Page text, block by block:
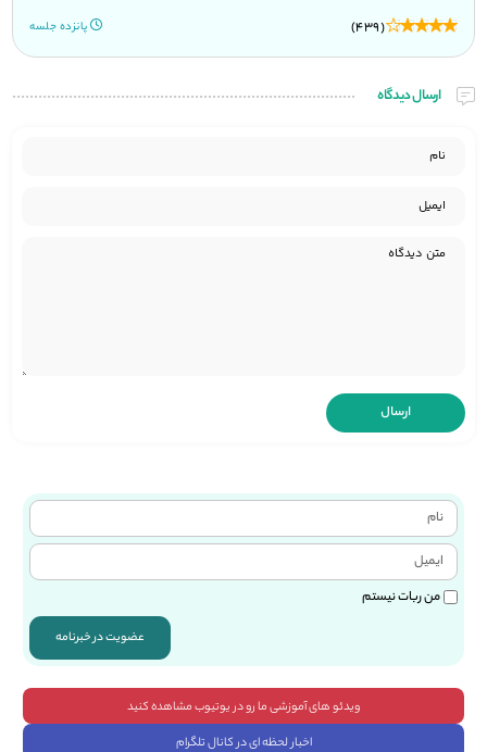
(439) پانزده جلسه
ارسال دیدگاه
من ربات نیستم
عضویت در خبرنامه
ویدئو های آموزشی ما رو در یوتیوب مشاهده کنید
اخبار لحظه ای در کانال تلگرام